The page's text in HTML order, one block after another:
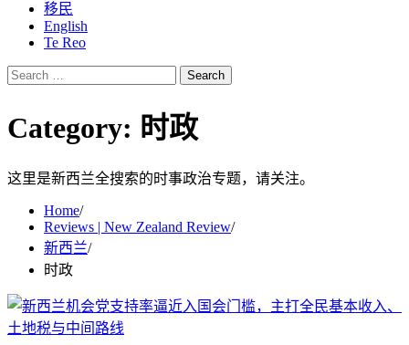
移民
English
Te Reo
Search
for:
Category: 时政
这里是新西兰全搜索的时事政治专题，请关注。
Home
Reviews | New Zealand Review
新西兰
时政